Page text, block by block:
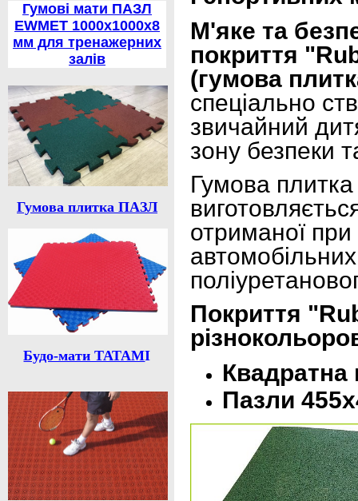
Гумові мати ПАЗЛ
EWMET 1000х1000х8
мм для тренажерних
залів
Гумова плитка ПАЗЛ
Будо-мати ТАТАМІ
М'яке та
покриття
(гумова
спеціально
звичайний
зону безпеки
Гумова
отриманої
Покриття
Квадратна
Пазли